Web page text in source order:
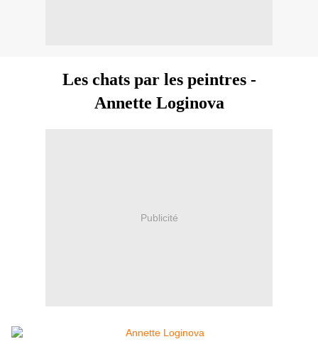
Les chats par les peintres -
Annette Loginova
Publicité